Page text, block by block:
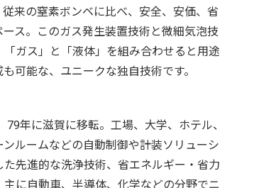
従来の窒素ボンベに比べ、安全、安価、省
ース。このガス発生装置技術と微細気泡技
「ガス」と「液体」を組み合わせると用途
可能な、ユニークな独自技術です。
年に滋賀に移転。工場、大学、ホテル、
ルームなどの自動制御や計装ソリューシ
先進的な洗浄技術、省エネルギー・省力
に自動車、半導体、化学などの分野でニ